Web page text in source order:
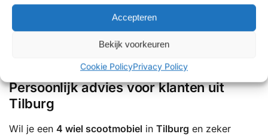
Accepteren
Bekijk voorkeuren
Cookie PolicyPrivacy Policy
✔ Persoonlijk en eerlijk advies
✔ Showrooms met uitgebreide proefritmogelijkheden
✔ Uitgebreide ervaring met mobiliteitsoplossingen
Persoonlijk advies voor klanten uit
Tilburg
Wil je een 4 wiel scootmobiel in Tilburg en zeker